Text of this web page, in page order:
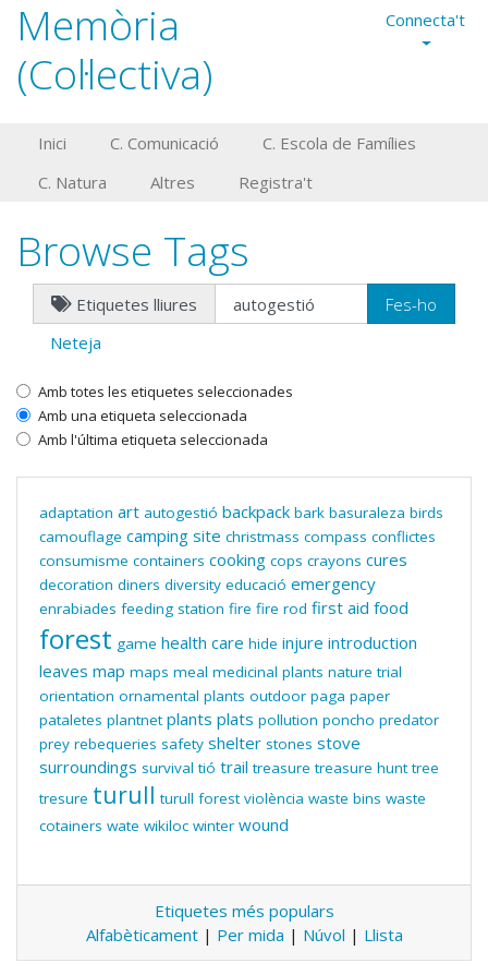
Memòria
(Col·lectiva)
Connecta't
Inici C. Comunicació
C. Escola de Famílies
C. Natura
Altres Registra't
Browse Tags
Etiquetes lliures
Neteja
Amb totes les etiquetes seleccionades
Amb una etiqueta seleccionada
Amb l'última etiqueta seleccionada
adaptation art autogestió backpack bark basuraleza birds
camouflage camping site christmass compass conflictes
consumisme containers cooking cops crayons cures
decoration diners diversity educació emergency
enrabiades feeding station fire fire rod first aid food
forest game health care hide injure introduction
leaves map maps meal medicinal plants nature trial
orientation ornamental plants outdoor paga paper
pataletes plantnet plants plats pollution poncho predator
prey rebequeries safety shelter stones stove
surroundings survival tió trail treasure treasure hunt tree
tresure turull turull forest violència waste bins waste
cotainers wate wikiloc winter wound
Etiquetes més populars
Alfabèticament| Per mida | Núvol | Llista